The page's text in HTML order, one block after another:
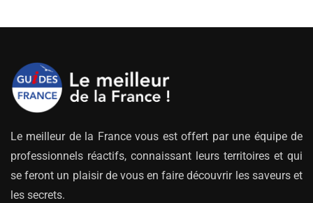
à
Le meilleur de la France vous est offert par une équipe de
professionnels réactifs, connaissant leurs territoires et qui
se feront un plaisir de vous en faire découvrir les saveurs et
les secrets.